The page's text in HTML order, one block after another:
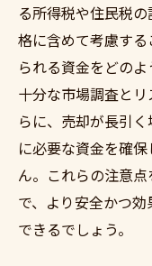
る所得税や住民税
格に含めて考慮す
られる資金をどのよ
十分な市場調査と
らに、売却が長引
に必要な資金を確
ん。これらの注意
で、より安全かつ
できるでしょう。